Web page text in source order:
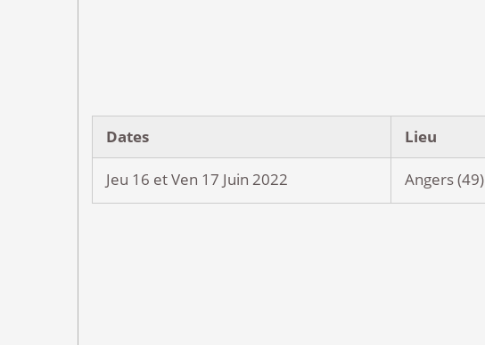
Dates Lieu
Jeu 16 et Ven 17 Juin 2022 Angers (49)